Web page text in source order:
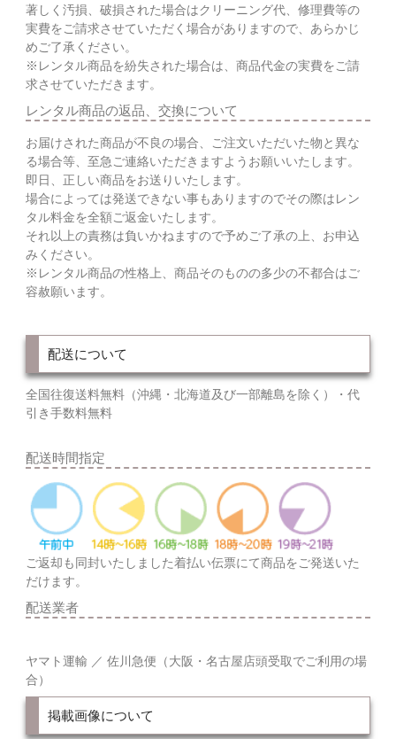
著しく汚損、破損された場合はクリーニング代、修理費等の
実費をご請求させていただく場合がありますので、あらかじ
めご了承ください。
※レンタル商品を紛失された場合は、商品代金の実費をご請
求させていただきます。
レンタル商品の返品、交換について
お届けされた商品が不良の場合、ご注文いただいた物と異な
る場合等、至急ご連絡いただきますようお願いいたします。
即日、正しい商品をお送りいたします。
場合によっては発送できない事もありますのでその際はレン
タル料金を全額ご返金いたします。
それ以上の責務は負いかねますので予めご了承の上、お申込
みください。
※レンタル商品の性格上、商品そのものの多少の不都合はご
容赦願います。
配送について
全国往復送料無料（沖縄・北海道及び一部離島を除く）・代
引き手数料無料
配送時間指定
ご返却も同封いたしました着払い伝票にて商品をご発送いた
だけます。
配送業者
ヤマト運輸 ／ 佐川急便（大阪・名古屋店頭受取でご利用の場
合）
掲載画像について